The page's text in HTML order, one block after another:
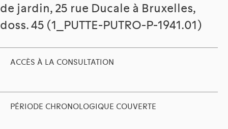
de jardin, 25 rue Ducale à Bruxelles,
doss. 45 (1_PUTTE-PUTRO-P-1941.01)
ACCÈS À LA CONSULTATION
PÉRIODE CHRONOLOGIQUE COUVERTE